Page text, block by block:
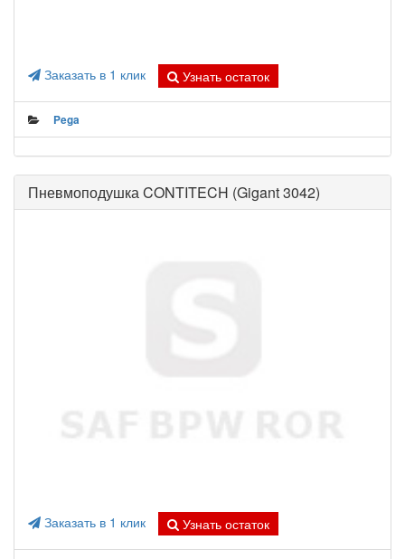
Заказать в 1 клик Узнать остаток
Pega
Пневмоподушка CONTITECH (Gigant 3042)
Заказать в 1 клик Узнать остаток